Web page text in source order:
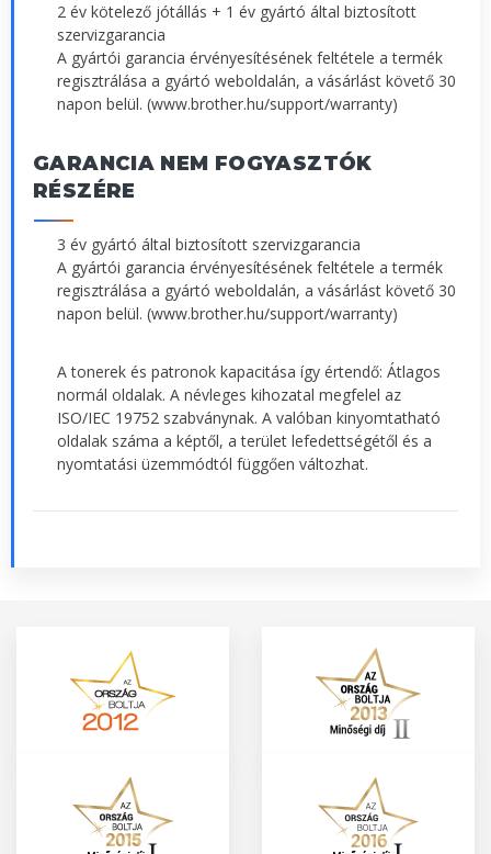
2 év kötelező jótállás + 1 év gyártó által biztosított
szervizgarancia
A gyártói garancia érvényesítésének feltétele a termék
regisztrálása a gyártó weboldalán, a vásárlást követő 30
napon belül. (www.brother.hu/support/warranty)
GARANCIA NEM FOGYASZTÓK
RÉSZÉRE
3 év gyártó által biztosított szervizgarancia
A gyártói garancia érvényesítésének feltétele a termék
regisztrálása a gyártó weboldalán, a vásárlást követő 30
napon belül. (www.brother.hu/support/warranty)
A tonerek és patronok kapacitása így értendő: Átlagos
normál oldalak. A névleges kihozatal megfelel az
ISO/IEC 19752 szabványnak. A valóban kinyomtatható
oldalak száma a képtől, a terület lefedettségétől és a
nyomtatási üzemmódtól függően változhat.